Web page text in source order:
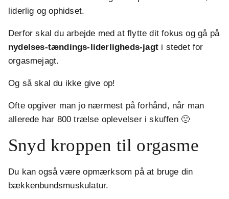
liderlig og ophidset.
Derfor skal du arbejde med at flytte dit fokus og gå på
nydelses-tændings-liderligheds-jagt i stedet for
orgasmejagt.
Og så skal du ikke give op!
Ofte opgiver man jo nærmest på forhånd, når man
allerede har 800 trælse oplevelser i skuffen 🙁
Snyd kroppen til orgasme
Du kan også være opmærksom på at bruge din
bækkenbundsmuskulatur.